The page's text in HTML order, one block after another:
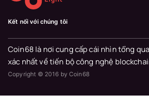
Kết nối với chúng tôi
Coin68 là nơi cung cấp cái nhìn tổng
xác nhất về tiến bộ công nghệ
Copyright © 2016 by Coin68